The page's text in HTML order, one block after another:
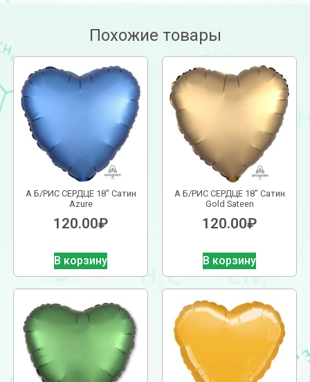
Похожие товары
А Б/РИС СЕРДЦЕ 18″ Сатин
Azure
120.00₽
В корзину
А Б/РИС СЕРДЦЕ 18″ Сатин
Gold Sateen
120.00₽
В корзину